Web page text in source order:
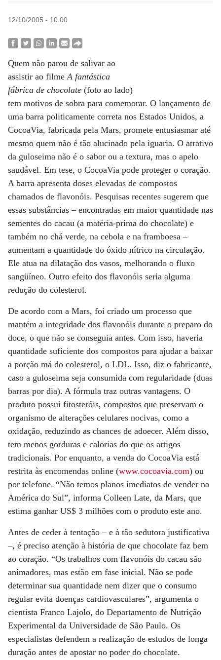
12/10/2005 - 10:00
Quem não parou de salivar ao
assistir ao filmeA fantástica
fábrica de chocolate (foto ao lado)
tem motivos de sobra para comemorar. O lançamento de
uma barra politicamente correta nos Estados Unidos, a
CocoaVia, fabricada pela Mars, promete entusiasmar até
mesmo quem não é tão alucinado pela iguaria. O atrativo
da guloseima não é o sabor ou a textura, mas o apelo
saudável. Em tese, o CocoaVia pode proteger o coração.
A barra apresenta doses elevadas de compostos
chamados de flavonóis. Pesquisas recentes sugerem que
essas substâncias – encontradas em maior quantidade nas
sementes do cacau (a matéria-prima do chocolate) e
também no chá verde, na cebola e na framboesa –
aumentam a quantidade do óxido nítrico na circulação.
Ele atua na dilatação dos vasos, melhorando o fluxo
sangüíneo. Outro efeito dos flavonóis seria alguma
redução do colesterol.
De acordo com a Mars, foi criado um processo que
mantém a integridade dos flavonóis durante o preparo do
doce, o que não se conseguia antes. Com isso, haveria
quantidade suficiente dos compostos para ajudar a baixar
a porção má do colesterol, o LDL. Isso, diz o fabricante,
caso a guloseima seja consumida com regularidade (duas
barras por dia). A fórmula traz outras vantagens. O
produto possui fitosteróis, compostos que preservam o
organismo de alterações celulares nocivas, como a
oxidação, reduzindo as chances de adoecer. Além disso,
tem menos gorduras e calorias do que os artigos
tradicionais. Por enquanto, a venda do CocoaVia está
restrita às encomendas online (www.cocoavia.com) ou
por telefone. “Não temos planos imediatos de vender na
América do Sul”, informa Colleen Late, da Mars, que
estima ganhar US$ 3 milhões com o produto este ano.
Antes de ceder à tentação – e à tão sedutora justificativa
–, é preciso atenção à história de que chocolate faz bem
ao coração. “Os trabalhos com flavonóis do cacau são
animadores, mas estão em fase inicial. Não se pode
determinar sua quantidade nem dizer que o consumo
regular evita doenças cardiovasculares”, argumenta o
cientista Franco Lajolo, do Departamento de Nutrição
Experimental da Universidade de São Paulo. Os
especialistas defendem a realização de estudos de longa
duração antes de apostar no poder do chocolate.